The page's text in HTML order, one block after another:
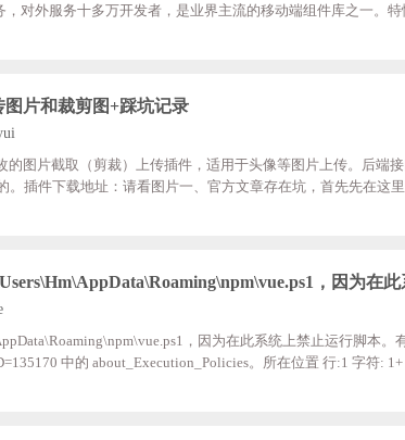
，对外服务十多万开发者，是业界主流的移动端组件库之一。
片和裁剪图+踩坑记录
的图片截取（剪裁）上传插件，适用于头像等图片上传。后端
。插件下载地址：请看图片一、官方文章存在坑，首先先在这
，因为在
，因为在此系统上禁止运行脚本。
中的 about_Execution_Policies。所在位置 行:1 字符: 1+